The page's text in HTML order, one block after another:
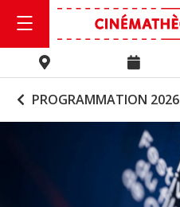
PROGRAMMATION 2026